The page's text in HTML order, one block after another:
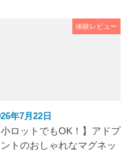
体験レビュー
年7月22日
小ロットでもOK！】アドプ
ントのおしゃれなマグネッ